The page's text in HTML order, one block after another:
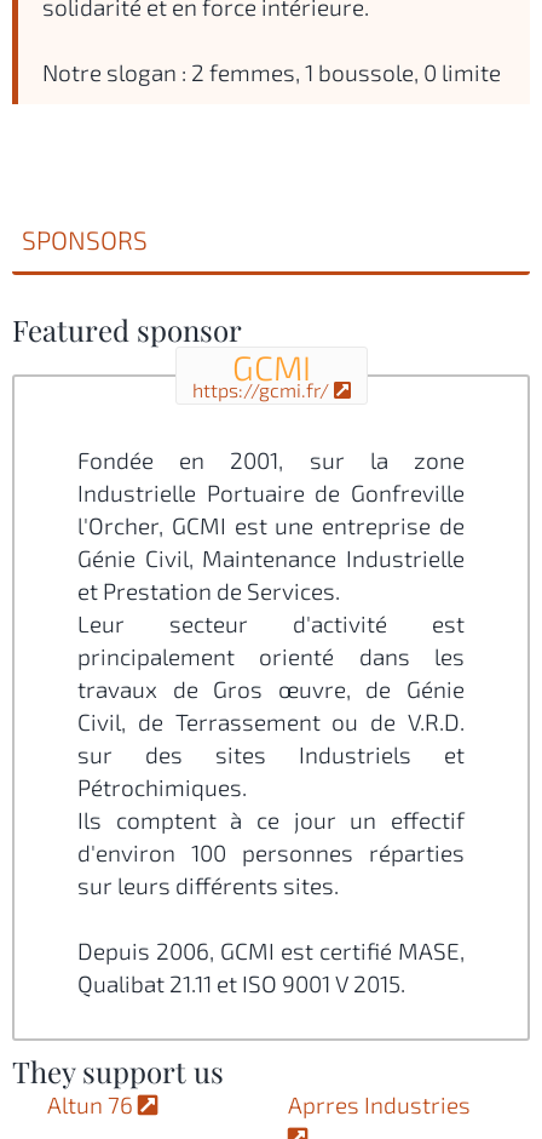
solidarité et en force intérieure.
Notre slogan : 2 femmes, 1 boussole, 0 limite
SPONSORS
Featured sponsor
GCMI
https://gcmi.fr/
Fondée en 2001, sur la zone
Industrielle Portuaire de Gonfreville
l'Orcher, GCMI est une entreprise de
Génie Civil, Maintenance Industrielle
et Prestation de Services.
Leur secteur d'activité est
principalement orienté dans les
travaux de Gros œuvre, de Génie
Civil, de Terrassement ou de V.R.D.
sur des sites Industriels et
Pétrochimiques.
Ils comptent à ce jour un effectif
d'environ 100 personnes réparties
sur leurs différents sites.
Depuis 2006, GCMI est certifié MASE,
Qualibat 21.11 et ISO 9001 V 2015.
They support us
Altun 76 Aprres Industries